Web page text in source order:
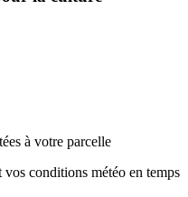
à votre parcelle
conditions météo en temps